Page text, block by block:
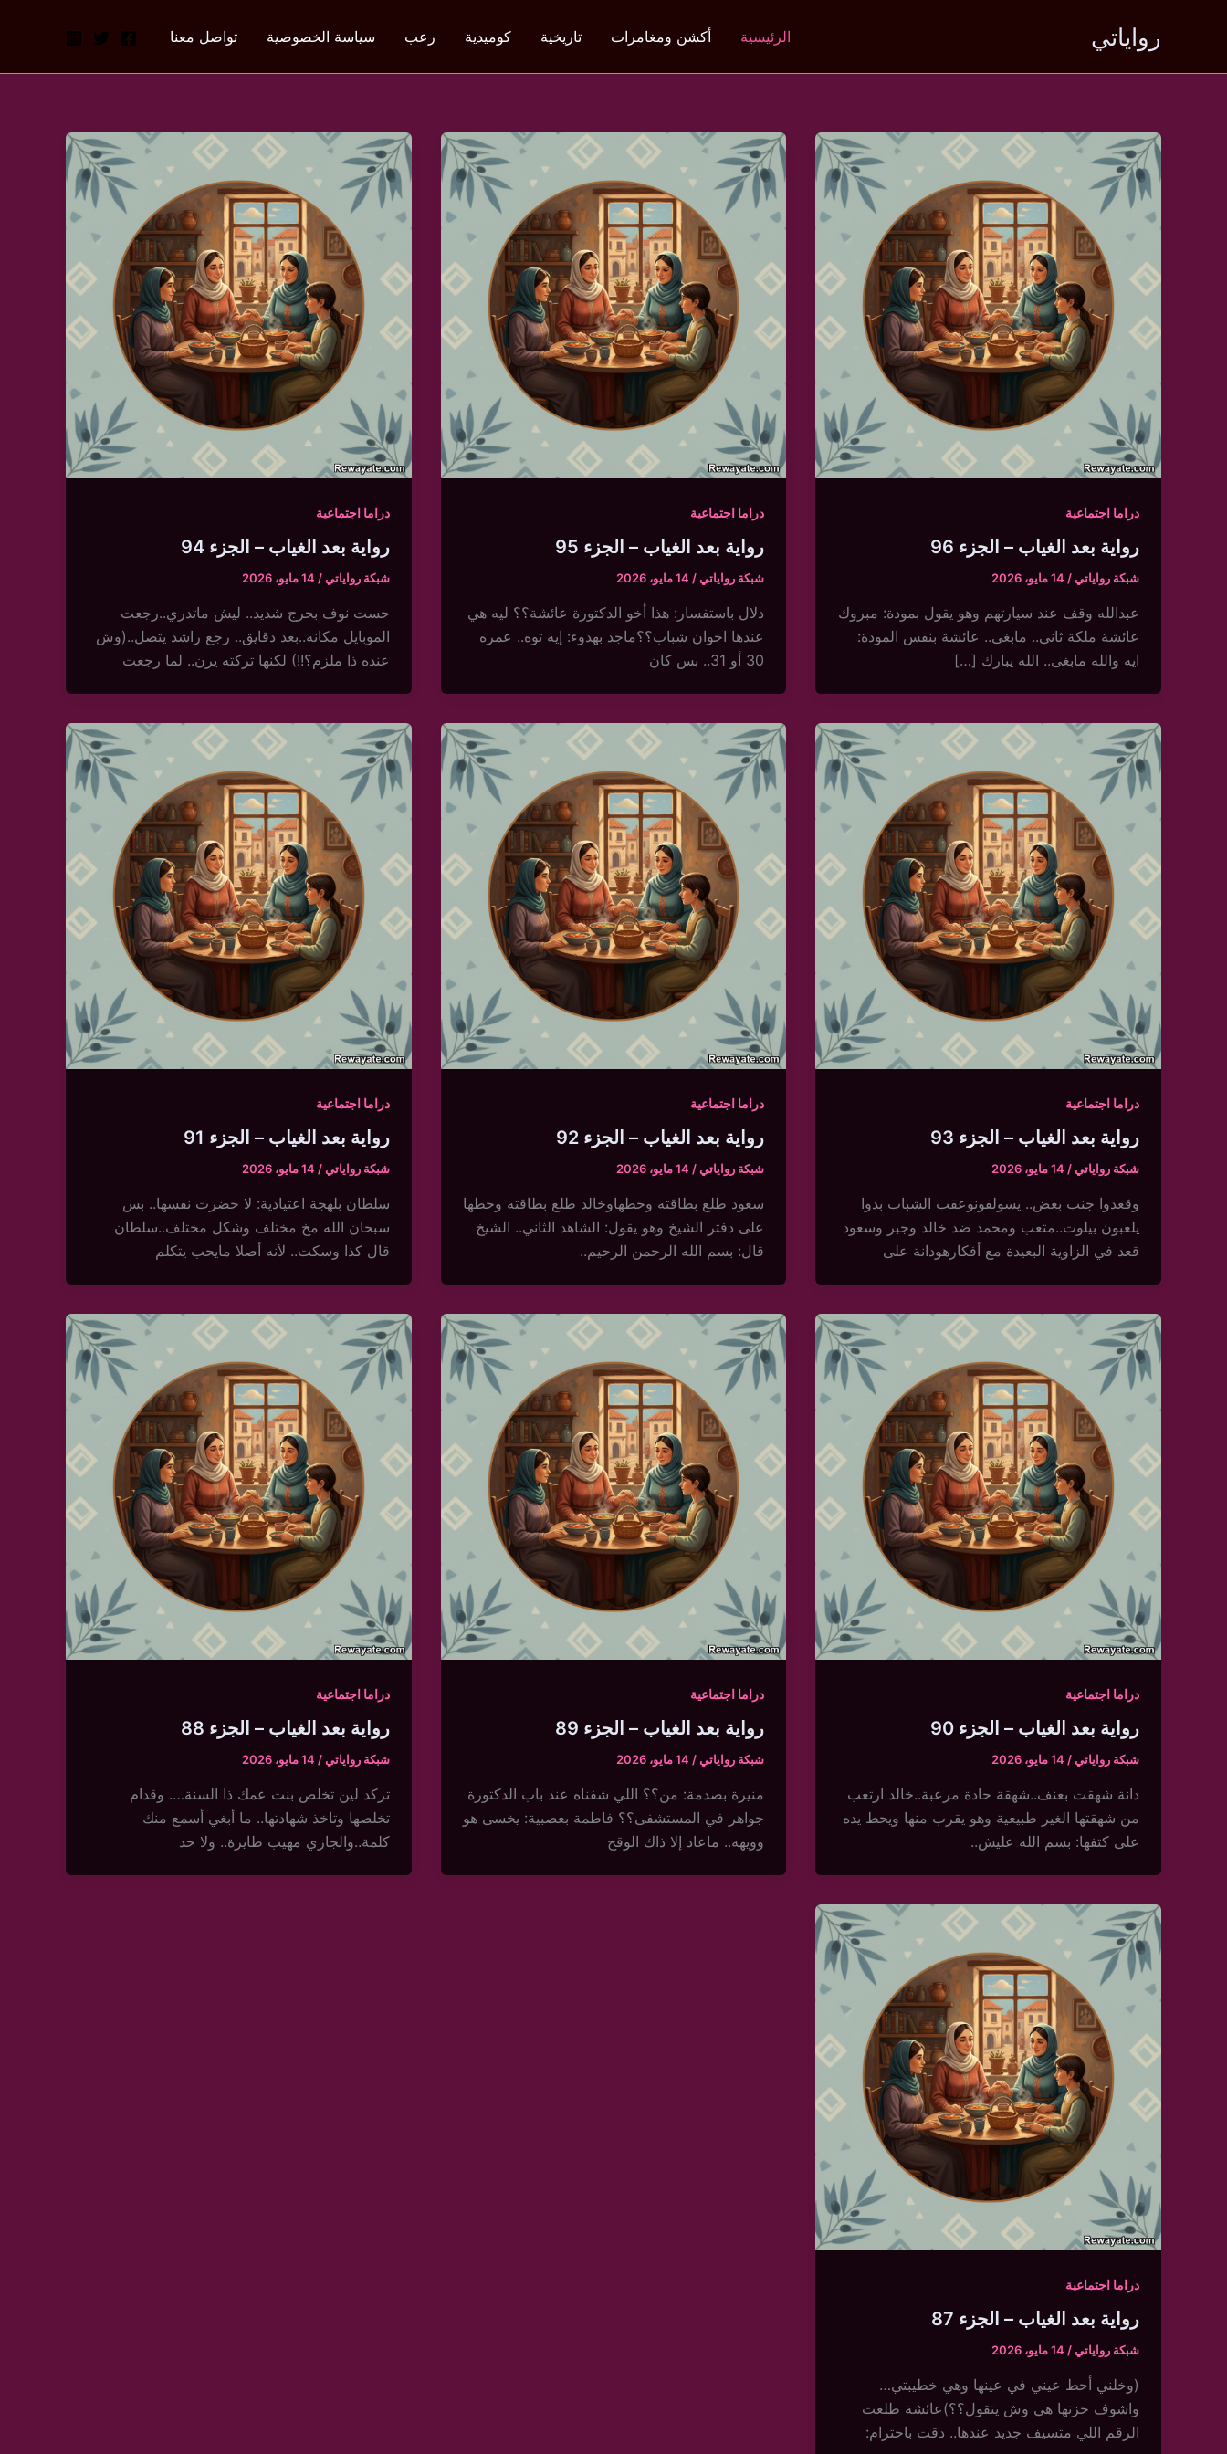
رواياتي الرئيسية أكشن ومغامرات تاريخية كوميدية رعب سياسة الخصوصية تواصل معنا
دراما اجتماعية
رواية بعد الغياب – الجزء 96
شبكة رواياتي/ 14 مايو، 2026
عبدالله وقف عند سيارتهم وهو يقول بمودة: مبروك
عائشة ملكة ثاني.. مابغى.. عائشة بنفس المودة:
ايه والله مابغى.. الله يبارك […]
دراما اجتماعية
رواية بعد الغياب – الجزء 95
شبكة رواياتي/ 14 مايو، 2026
دلال باستفسار: هذا أخو الدكتورة عائشة؟؟ ليه هي
عندها اخوان شباب؟؟ماجد بهدوء: إيه توه.. عمره
30 أو 31.. بس كان
دراما اجتماعية
رواية بعد الغياب – الجزء 94
شبكة رواياتي/ 14 مايو، 2026
حست نوف بحرج شديد.. ليش ماتدري..رجعت
الموبايل مكانه..بعد دقايق.. رجع راشد يتصل..(وش
عنده ذا ملزم؟!!) لكنها تركته يرن.. لما رجعت
دراما اجتماعية
رواية بعد الغياب – الجزء 93
شبكة رواياتي/ 14 مايو، 2026
وقعدوا جنب بعض.. يسولفونوعقب الشباب بدوا
يلعبون بيلوت..متعب ومحمد ضد خالد وجبر وسعود
قعد في الزاوية البعيدة مع أفكارهودانة على
دراما اجتماعية
رواية بعد الغياب – الجزء 92
شبكة رواياتي/ 14 مايو، 2026
سعود طلع بطاقته وحطهاوخالد طلع بطاقته وحطها
على دفتر الشيخ وهو يقول: الشاهد الثاني.. الشيخ
قال: بسم الله الرحمن الرحيم..
دراما اجتماعية
رواية بعد الغياب – الجزء 91
شبكة رواياتي/ 14 مايو، 2026
سلطان بلهجة اعتيادية: لا حضرت نفسها.. بس
سبحان الله مخ مختلف وشكل مختلف..سلطان
قال كذا وسكت.. لأنه أصلا مايحب يتكلم
دراما اجتماعية
رواية بعد الغياب – الجزء 90
شبكة رواياتي/ 14 مايو، 2026
دانة شهقت بعنف..شهقة حادة مرعبة..خالد ارتعب
من شهقتها الغير طبيعية وهو يقرب منها ويحط يده
على كتفها: بسم الله عليش..
دراما اجتماعية
رواية بعد الغياب – الجزء 89
شبكة رواياتي/ 14 مايو، 2026
منيرة بصدمة: من؟؟ اللي شفناه عند باب الدكتورة
جواهر في المستشفى؟؟ فاطمة بعصبية: يخسى هو
وويهه.. ماعاد إلا ذاك الوقح
دراما اجتماعية
رواية بعد الغياب – الجزء 88
شبكة رواياتي/ 14 مايو، 2026
تركد لين تخلص بنت عمك ذا السنة…. وقدام
تخلصها وتاخذ شهادتها.. ما أبغي أسمع منك
كلمة..والجازي مهيب طايرة.. ولا حد
دراما اجتماعية
رواية بعد الغياب – الجزء 87
شبكة رواياتي/ 14 مايو، 2026
(وخلني أحط عيني في عينها وهي خطيبتي…
واشوف حزتها هي وش يتقول؟؟)عائشة طلعت
الرقم اللي متسيف جديد عندها.. دقت باحترام: